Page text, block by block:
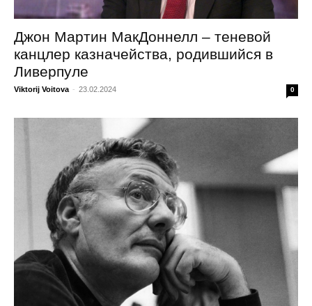
Джон Мартин МакДоннелл – теневой
канцлер казначейства, родившийся в
Ливерпуле
Viktorij Voitova - 23.02.2024 0